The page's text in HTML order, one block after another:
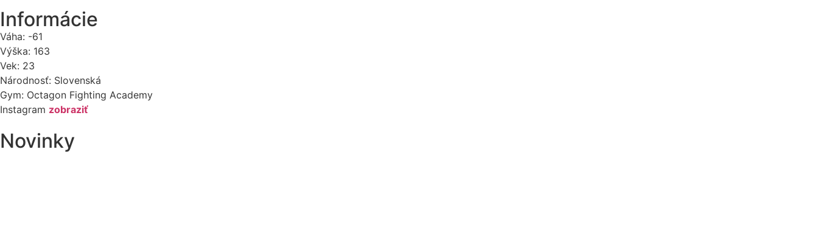
Informácie
Váha: -61
Výška: 163
Vek: 23
Národnosť: Slovenská
Gym: Octagon Fighting Academy
Instagram zobraziť
Novinky